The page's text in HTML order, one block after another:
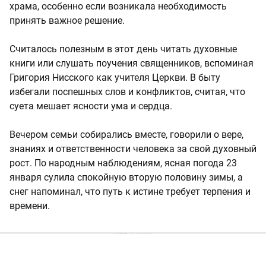
храма, особенно если возникала необходимость
принять важное решение.
Считалось полезным в этот день читать духовные
книги или слушать поучения священников, вспоминая
Григория Нисского как учителя Церкви. В быту
избегали поспешных слов и конфликтов, считая, что
суета мешает ясности ума и сердца.
Вечером семьи собирались вместе, говорили о вере,
знаниях и ответственности человека за свой духовный
рост. По народным наблюдениям, ясная погода 23
января сулила спокойную вторую половину зимы, а
снег напоминал, что путь к истине требует терпения и
времени.